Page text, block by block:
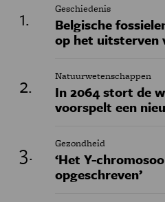
Geschiedenis
Belgische
op het uitsterven
Natuurwetenschappen
In 2064 stort de
voorspelt een
Gezondheid
‘Het Y-
opgeschreven’